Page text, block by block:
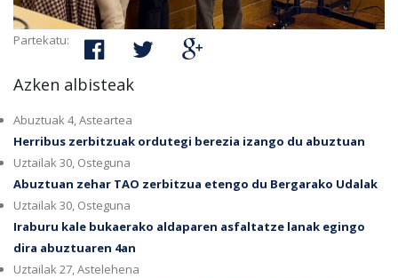
Partekatu:
Azken albisteak
Abuztuak 4, Asteartea
Herribus zerbitzuak ordutegi berezia izango du abuztuan
Uztailak 30, Osteguna
Abuztuan zehar TAO zerbitzua etengo du Bergarako Udalak
Uztailak 30, Osteguna
Iraburu kale bukaerako aldaparen asfaltatze lanak egingo
dira abuztuaren 4an
Uztailak 27, Astelehena